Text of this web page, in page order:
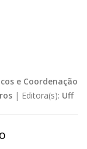
e Coordenação
| Editora(s): Uff